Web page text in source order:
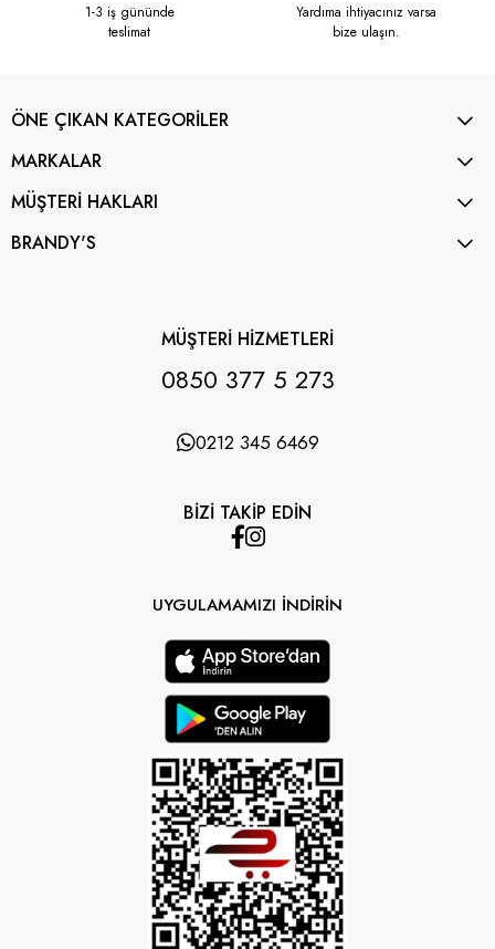
1-3 iş gününde
teslimat
Yardıma ihtiyacınız varsa
bize ulaşın.
ÖNE ÇIKAN KATEGORİLER
MARKALAR
MÜŞTERİ HAKLARI
BRANDY'S
MÜŞTERİ HİZMETLERİ
0850 377 5 273
0212 345 6469
BİZİ TAKİP EDİN
UYGULAMAMIZI İNDİRİN